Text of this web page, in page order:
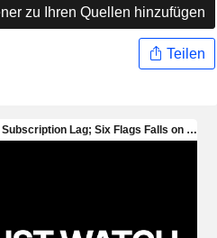
zu Ihren Quellen hinzufügen
Teilen